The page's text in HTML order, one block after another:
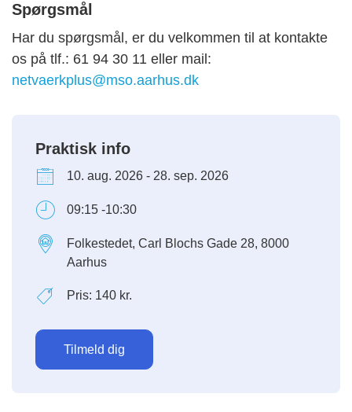
Spørgsmål
Har du spørgsmål, er du velkommen til at kontakte
os på tlf.: 61 94 30 11 eller mail:
netvaerkplus@mso.aarhus.dk
Praktisk info
10. aug. 2026 - 28. sep. 2026
09:15 -10:30
Folkestedet, Carl Blochs Gade 28, 8000
Aarhus
Pris: 140 kr.
Tilmeld dig